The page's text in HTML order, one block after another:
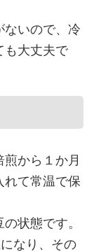
いので、冷
も大丈夫で
から１か月
れて常温で保
状態です。
なり、その